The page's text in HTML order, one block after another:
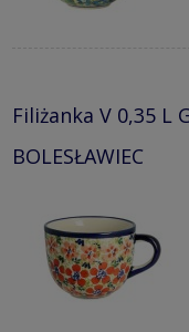
Filiżanka V 0,35 L
BOLESŁAWIEC